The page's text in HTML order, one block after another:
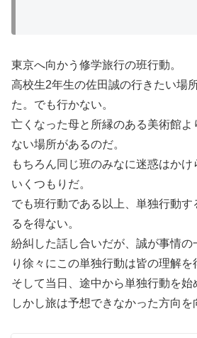
東京へ向かう修学旅行の班行動。
高校生2年生の佐田誠の行きたい場
た。でも行かない。
亡くなった母と所縁のある美術館よ
ない場所があるのだ。
もちろん同じ班のみなに迷惑はか
いくつもりだ。
でも班行動である以上、単独行動
るを得ない。
紛糾した話し合いだが、誠が事情の
り徐々にこの単独行動は皆の理解を
そして当日、途中から単独行動を始
しかし旅は予想できなかった方向